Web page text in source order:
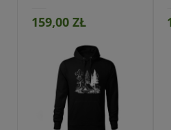
159,00 ZŁ